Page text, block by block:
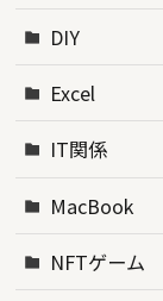
DIY
Excel
IT関係
MacBook
NFTゲーム